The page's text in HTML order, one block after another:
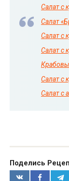
Салат с
Салат
Салат с
Салат с
Салат с
Салат с
Поделись